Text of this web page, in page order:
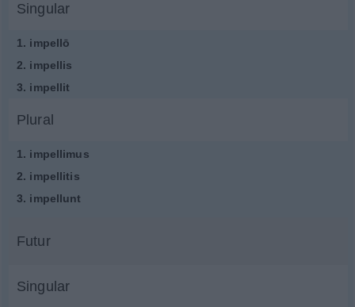
Singular
1. impellō
2. impellis
3. impellit
Plural
1. impellimus
2. impellitis
3. impellunt
Futur
Singular